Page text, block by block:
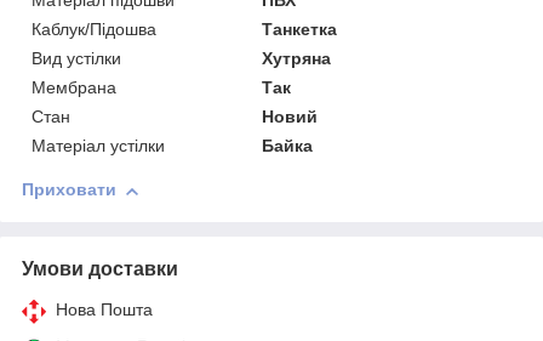
Каблук/Підошва
Танкетка
Вид устілки
Хутряна
Мембрана
Так
Стан
Новий
Матеріал устілки
Байка
Приховати
Умови доставки
Нова Пошта